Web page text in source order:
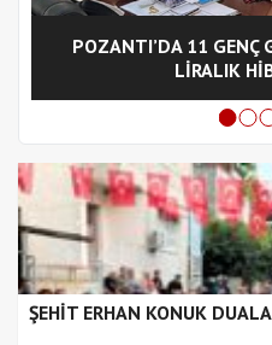
POZANTI’DA 11 GENÇ
LİRALIK
ŞEHİT ERHAN KONUK